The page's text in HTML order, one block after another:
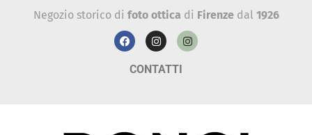
Negozio storico di foto ottica di Firenzedal 1926
CONTATTI